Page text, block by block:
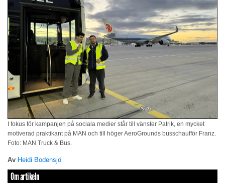
I fokus för kampanjen på sociala medier står till vänster Patrik, en mycket
motiverad praktikant på MAN och till höger AeroGrounds busschaufför Franz.
Foto: MAN Truck & Bus.
Av Heidi Bodensjö
Om artikeln